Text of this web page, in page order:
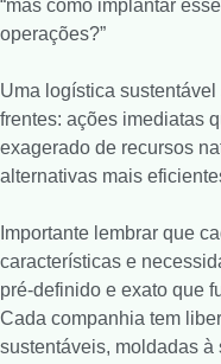
“mas como implantar
operações?”
Uma logística
frentes: ações imediatas
exagerado de recursos
alternativas mais
Importante lembrar que
características e
pré-definido e exato que
Cada companhia tem
sustentáveis, moldadas